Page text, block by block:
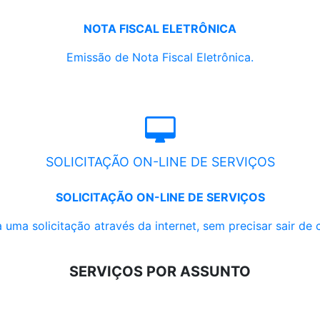
NOTA FISCAL ELETRÔNICA
Emissão de Nota Fiscal Eletrônica.
SOLICITAÇÃO ON-LINE DE SERVIÇOS
SOLICITAÇÃO ON-LINE DE SERVIÇOS
uma solicitação através da internet, sem precisar sair de
SERVIÇOS POR ASSUNTO